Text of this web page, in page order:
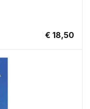
€ 18,50